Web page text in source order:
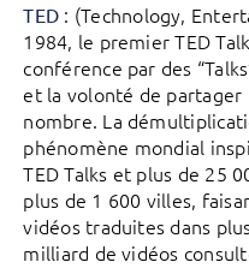
TED : (Technology,
1984, le premier TED
conférence par des
et la volonté de partager
nombre. La
phénomène mondial
TED Talks et plus de 25
plus de 1 600 villes,
vidéos traduites dans
milliard de vidéos